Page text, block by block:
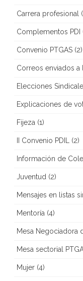
Carrera profesional
Complementos PDI
Convenio PTGAS (2)
Correos enviados
Elecciones
Explicaciones de
Fijeza (1)
II Convenio PDIL (2)
Información de
Juventud (2)
Mensajes en listas
Mentoría (4)
Mesa Negociadora
Mesa sectorial
Mujer (4)